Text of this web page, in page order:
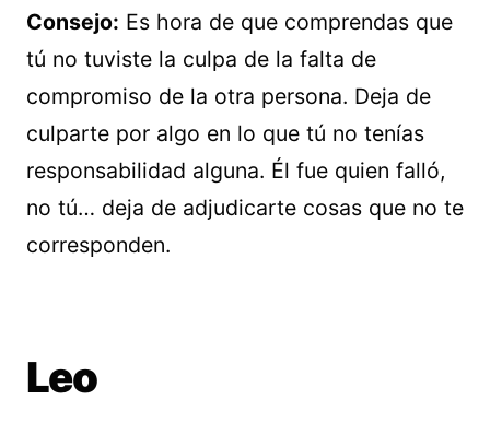
Consejo: Es hora de que comprendas que
tú no tuviste la culpa de la falta de
compromiso de la otra persona. Deja de
culparte por algo en lo que tú no tenías
responsabilidad alguna. Él fue quien falló,
no tú… deja de adjudicarte cosas que no te
corresponden.
Leo